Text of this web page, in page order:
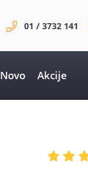
01 / 3732 141
Novo Akcije